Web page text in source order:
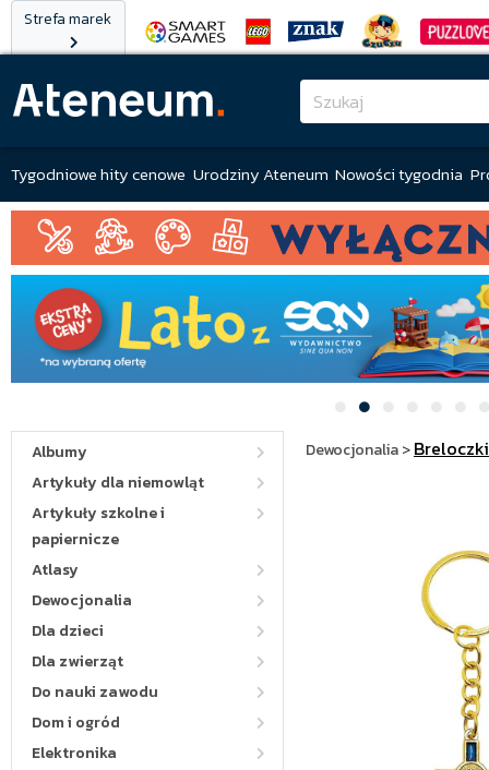
Strefa marek
Tygodniowe hity cenowe Urodziny Ateneum Nowości tygodnia
Albumy
Artykuły dla niemowląt
Artykuły szkolne i
papiernicze
Atlasy
Dewocjonalia
Dla dzieci
Dla zwierząt
Do nauki zawodu
Dom i ogród
Elektronika
Dewocjonalia>Breloczki